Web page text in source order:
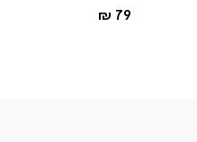
החל מ-
79 ₪